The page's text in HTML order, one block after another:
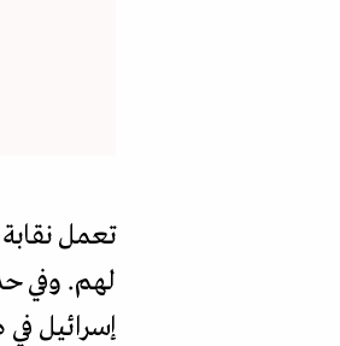
تعمل
لهم. وفي
إسرائيل